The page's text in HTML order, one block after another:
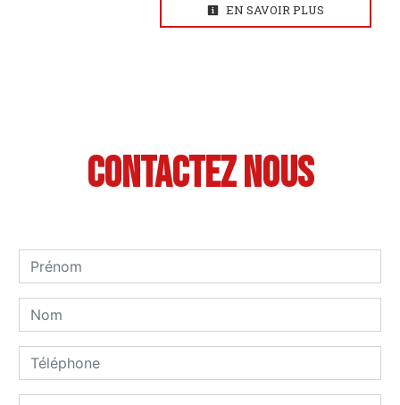
EN SAVOIR PLUS
Contactez nous